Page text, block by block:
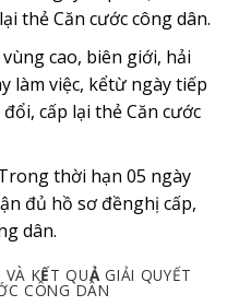
thẻCăn cước công dân.
cao, biên giới, hải
làm việc, kểtừ ngày tiếp
đổi, cấp lại thẻ Căn cước
thời hạn 05 ngày
đủ hồ sơ đềnghị cấp,
dân.
VÀ KẾT QUẢ GIẢI QUYẾT
CÔNG DÂN